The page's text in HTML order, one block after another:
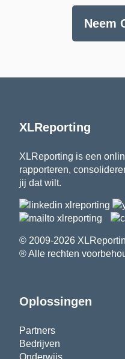
Neem
XLReporting
XLReporting is een
rapporteren,
jij dat wilt.
© 2009-2026
® Alle rechten
Oplossingen
Partners
Bedrijven
Onderwijs